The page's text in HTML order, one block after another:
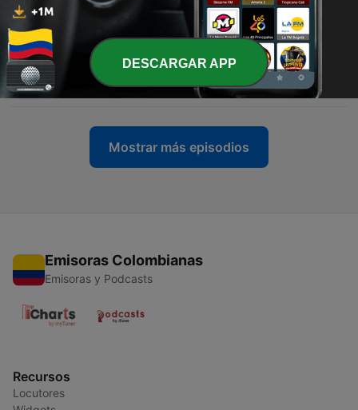
58 - "ASCENDIO A LOS CIELOS Y ESTA SENTADO A LA
DIESTRA DE DIOS PADRE TODOPODEROSO"
12 oct. 2023
57 - "DESCENDIO A LOS INFIERNOS"
12 oct. 2023
Mostrar más episodios
Emisoras Colombianas
Emisoras y Podcasts
Recursos
Locutores
DESCARGAR APP